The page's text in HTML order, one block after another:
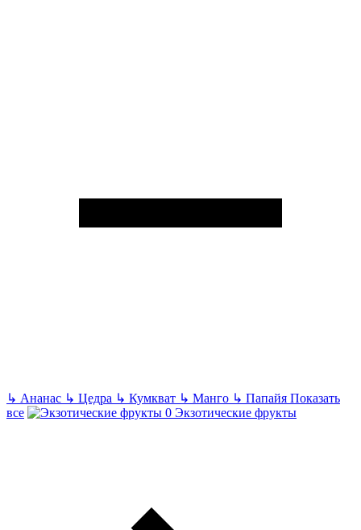
↳ Ананас ↳ Цедра ↳ Кумкват ↳ Манго ↳ Папайя Показать
все
Экзотические фрукты